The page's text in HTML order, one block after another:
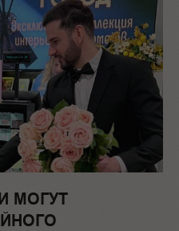
МОГУТ